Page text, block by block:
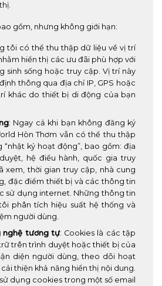
gồm, nhưng không giới hạn:
tôi có thể thu thập dữ liệu về vị trí
hiển thị các ưu đãi phù hợp với
sinh sống hoặc truy cập. Vị trí này
thông qua địa chỉ IP, GPS hoặc
khác do thiết bị di động của bạn
: Ngay cả khi bạn không đăng ký
Hòn Thơm vẫn có thể thu thập
“nhật ký hoạt động”, bao gồm: địa
hệ điều hành, quốc gia truy
xem, thời gian truy cập, nhà cung
đặc điểm thiết bị và các thông tin
sử dụng internet. Những thông tin
phân tích hiệu suất hệ thống và
người dùng.
nghệ tương tự: Cookies là các tập
trên trình duyệt hoặc thiết bị của
diện người dùng, theo dõi hoạt
thiện khả năng hiển thị nội dung.
dụng cookies trong một số email